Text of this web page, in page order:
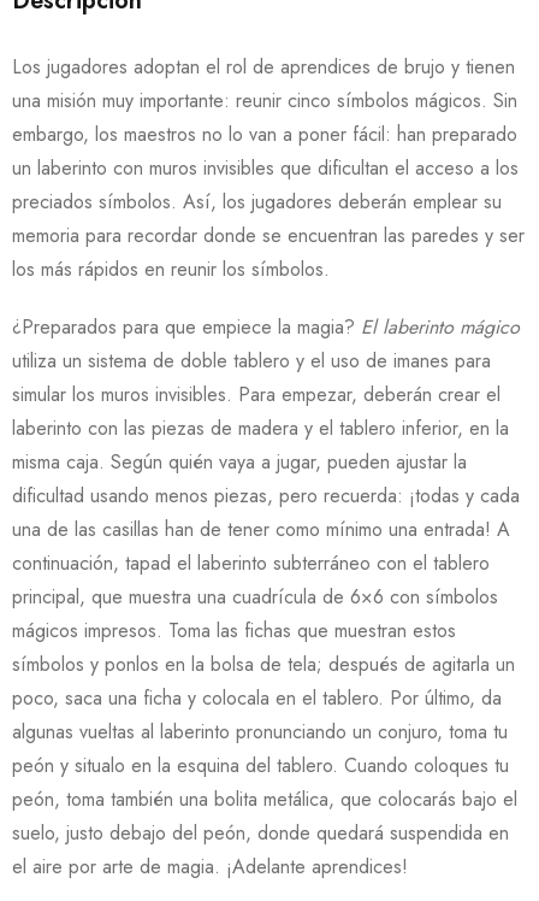
Los jugadores adoptan el rol de aprendices de brujo y tienen
una misión muy importante: reunir cinco símbolos mágicos. Sin
embargo, los maestros no lo van a poner fácil: han preparado
un laberinto con muros invisibles que dificultan el acceso a los
preciados símbolos. Así, los jugadores deberán emplear su
memoria para recordar donde se encuentran las paredes y ser
los más rápidos en reunir los símbolos.
¿Preparados para que empiece la magia? El laberinto mágico
utiliza un sistema de doble tablero y el uso de imanes para
simular los muros invisibles. Para empezar, deberán crear el
laberinto con las piezas de madera y el tablero inferior, en la
misma caja. Según quién vaya a jugar, pueden ajustar la
dificultad usando menos piezas, pero recuerda: ¡todas y cada
una de las casillas han de tener como mínimo una entrada! A
continuación, tapad el laberinto subterráneo con el tablero
principal, que muestra una cuadrícula de 6×6 con símbolos
mágicos impresos. Toma las fichas que muestran estos
símbolos y ponlos en la bolsa de tela; después de agitarla un
poco, saca una ficha y colocala en el tablero. Por último, da
algunas vueltas al laberinto pronunciando un conjuro, toma tu
peón y situalo en la esquina del tablero. Cuando coloques tu
peón, toma también una bolita metálica, que colocarás bajo el
suelo, justo debajo del peón, donde quedará suspendida en
el aire por arte de magia. ¡Adelante aprendices!